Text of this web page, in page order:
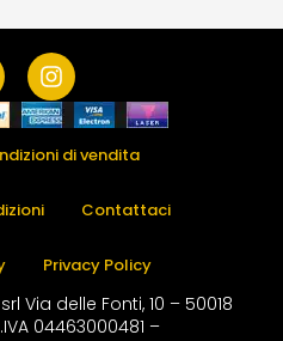
I
n
s
t
a
m
di vendita
Contattaci
Privacy Policy
Via delle Fonti, 10 – 50018
04463000481 –